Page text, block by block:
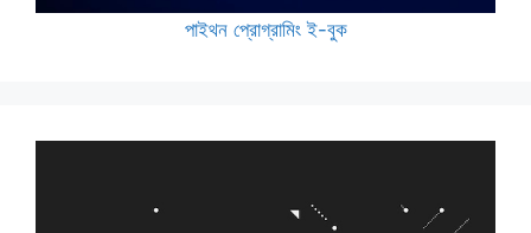
পাইথন প্রোগ্রামিং ই-বুক